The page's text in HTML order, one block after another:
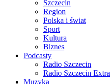
Szczecin
Region
Polska i świat
Sport
Kultura
Biznes
Podcasty
Radio Szczecin
Radio Szczecin Extra
Muzyka